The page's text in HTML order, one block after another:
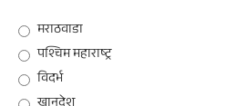
मराठवाडा
पश्चिम महाराष्ट्र
विदर्भ